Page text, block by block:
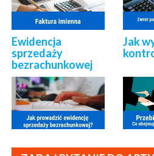
Ewidencja
sprzedaży
bezrachunkowej
Jak